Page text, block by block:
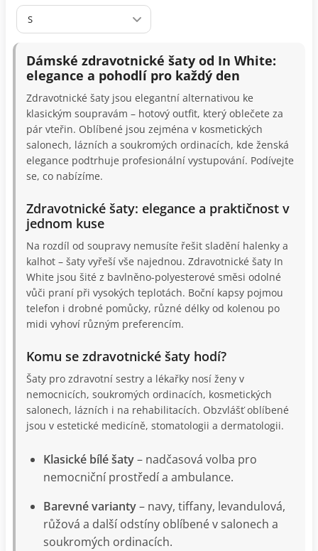
S
Dámské zdravotnické šaty od In White:
elegance a pohodlí pro každý den
Zdravotnické šaty jsou elegantní alternativou ke
klasickým soupravám – hotový outfit, který oblečete za
pár vteřin. Oblíbené jsou zejména v kosmetických
salonech, lázních a soukromých ordinacích, kde ženská
elegance podtrhuje profesionální vystupování. Podívejte
se, co nabízíme.
Zdravotnické šaty: elegance a praktičnost v
jednom kuse
Na rozdíl od soupravy nemusíte řešit sladění halenky a
kalhot – šaty vyřeší vše najednou. Zdravotnické šaty In
White jsou šité z bavlněno-polyesterové směsi odolné
vůči praní při vysokých teplotách. Boční kapsy pojmou
telefon i drobné pomůcky, různé délky od kolenou po
midi vyhoví různým preferencím.
Komu se zdravotnické šaty hodí?
Šaty pro zdravotní sestry a lékařky nosí ženy v
nemocnicích, soukromých ordinacích, kosmetických
salonech, lázních i na rehabilitacích. Obzvlášť oblíbené
jsou v estetické medicíně, stomatologii a dermatologii.
Klasické bílé šaty– nadčasová volba pro
nemocniční prostředí a ambulance.
Barevné varianty– navy, tiffany, levandulová,
růžová a další odstíny oblíbené v salonech a
soukromých ordinacích.